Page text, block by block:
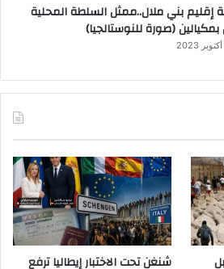
إقليم بني ملال..ممثل السلطة المحلية
(صورة للنوستالجيا)
شنغن تحت الاختبار إيطاليا ترفع